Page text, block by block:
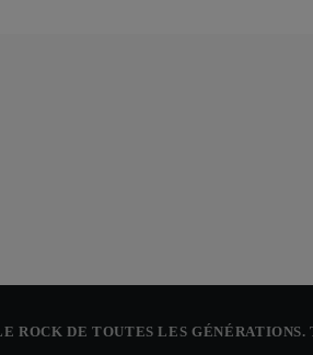
ROCK DE TOUTES LES GÉNÉRATIONS.